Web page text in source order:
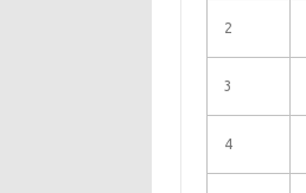
2
3
4